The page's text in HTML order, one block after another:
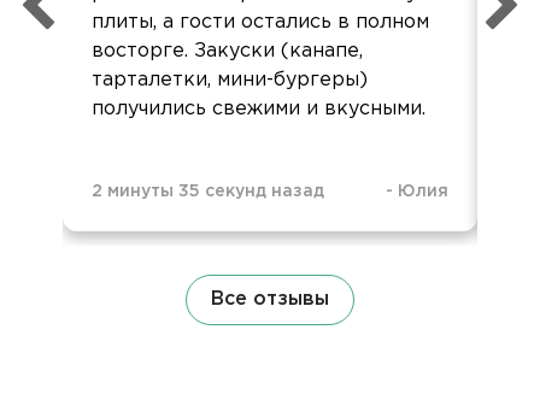
плиты, а гости остались в полном
восторге. Закуски (канапе,
тарталетки, мини-бургеры)
получились свежими и вкусными.
2 минуты 35 секунд назад - Юлия
Все отзывы